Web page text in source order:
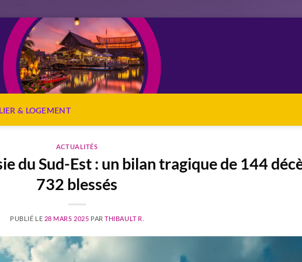
& LOGEMENT
ACTUALITÉS
du Sud-Est : un bilan tragique de 144
732 blessés
PUBLIÉ LE 28 MARS 2025 PARTHIBAULT R.